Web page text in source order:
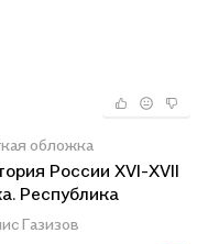
обложка
России XVI-ХVII
Республика
Учебное
Газизов